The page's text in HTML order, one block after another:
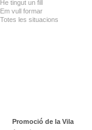
He tingut un fill
Em vull formar
Totes les situacions
Promoció de la Vila